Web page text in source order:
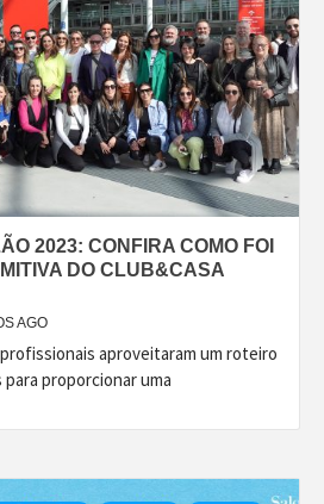
2023: CONFIRA COMO FOI
DO CLUB&CASA
AGO
aproveitaram um roteiro
proporcionar uma